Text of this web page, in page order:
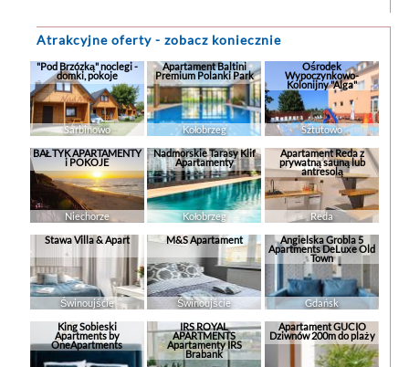
Atrakcyjne oferty - zobacz koniecznie
"Pod Brzózką" noclegi -
domki, pokoje
Sarbinowo
Apartament Baltini
Premium Polanki Park
Kołobrzeg
Ośrodek
Wypoczynkowo-
Kolonijny "Alga"
Sztutowo
BAŁTYK APARTAMENTY
i POKOJE
Niechorze
Nadmorskie Tarasy Klif
Apartamenty
Kołobrzeg
Apartament Reda z
prywatną sauną lub
antresolą
Reda
Stawa Villa & Apart
Świnoujście
M&S Apartament
Świnoujście
Angielska Grobla 5
Apartments DeLuxe Old
Town
Gdańsk
King Sobieski
Apartments by
OneApartments
IRS ROYAL
APARTMENTS
Apartamenty IRS
Brabank
Apartament GUCIO
Dziwnów 200m do plaży